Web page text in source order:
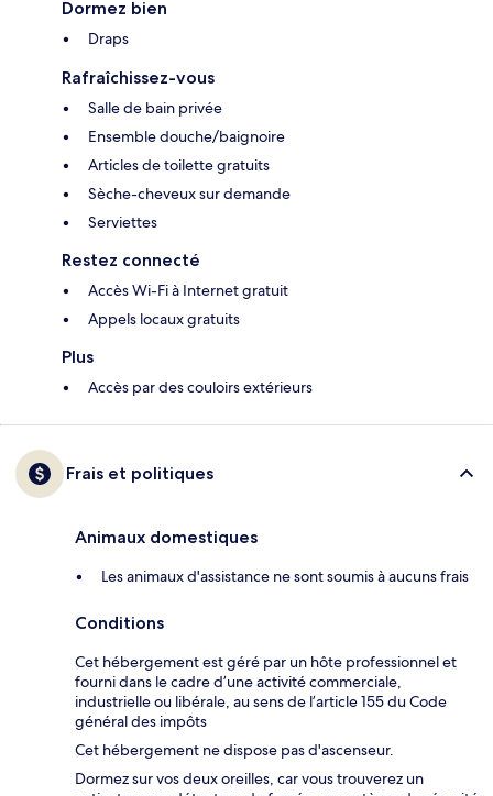
Dormez bien
Draps
Rafraîchissez-vous
Salle de bain privée
Ensemble douche/baignoire
Articles de toilette gratuits
Sèche-cheveux sur demande
Serviettes
Restez connecté
Accès Wi-Fi à Internet gratuit
Appels locaux gratuits
Plus
Accès par des couloirs extérieurs
Frais et politiques
Animaux domestiques
Les animaux d'assistance ne sont soumis à aucuns frais
Conditions
Cet hébergement est géré par un hôte professionnel et
fourni dans le cadre d’une activité commerciale,
industrielle ou libérale, au sens de l’article 155 du Code
général des impôts
Cet hébergement ne dispose pas d'ascenseur.
Dormez sur vos deux oreilles, car vous trouverez un